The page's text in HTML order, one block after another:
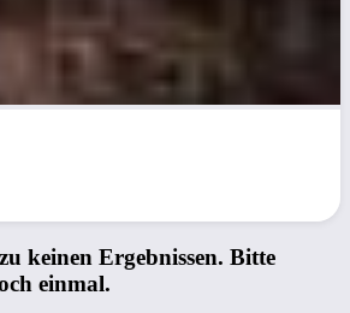
keinen Ergebnissen. Bitte
einmal.